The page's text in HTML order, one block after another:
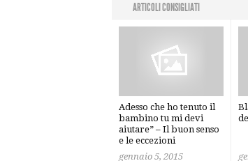
ARTICOLI CONSIGLIATI
Adesso che ho tenuto il
bambino tu mi devi
aiutare” – Il buon senso
e le eccezioni
gennaio 5, 2015